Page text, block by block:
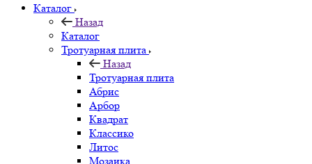
Каталог
Назад
Каталог
Тротуарная плита
Назад
Тротуарная плита
Абрис
Арбор
Квадрат
Классико
Литос
Мозаика